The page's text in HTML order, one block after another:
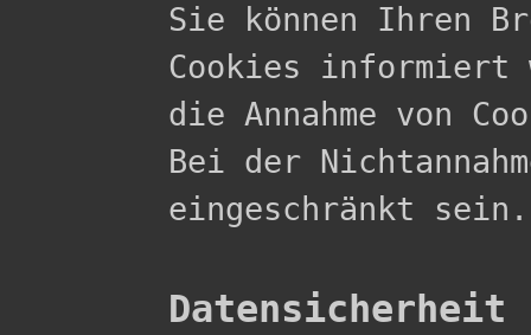
Sie können Ihren
Cookies informiert
die Annahme von
Bei der
eingeschränkt sein.
Datensicherheit